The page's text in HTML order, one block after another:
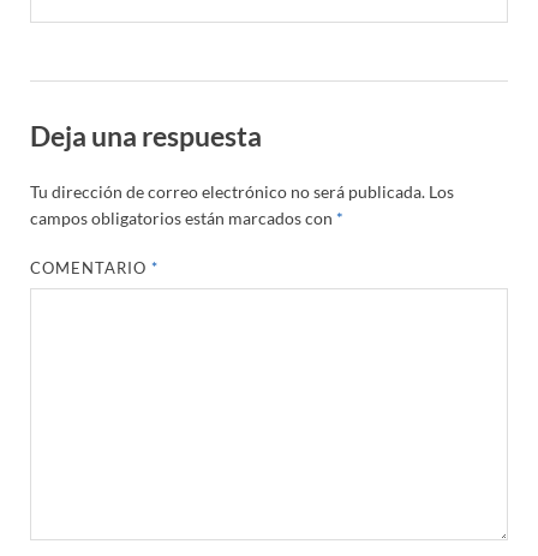
Deja una respuesta
Tu dirección de correo electrónico no será publicada. Los
campos obligatorios están marcados con *
COMENTARIO*